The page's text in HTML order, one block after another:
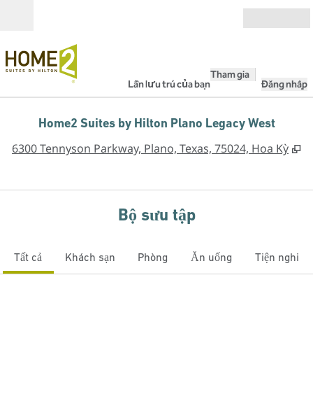
Lần lưu trú của bạn
Tham gia
Đăng nhập
Home2 Suites by Hilton Plano Legacy West
6300 Tennyson Parkway, Plano, Texas, 75024, Hoa Kỳ ,
Bộ sưu tập
Tất cả Khách sạn Phòng Ăn uống Tiện nghi